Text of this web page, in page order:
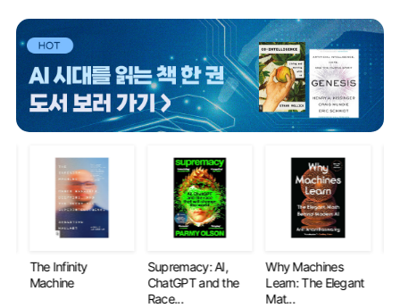
The Infinity
Machine
Supremacy: AI,
ChatGPT and the
Race...
Why Machines
Learn: The Elegant
Mat...